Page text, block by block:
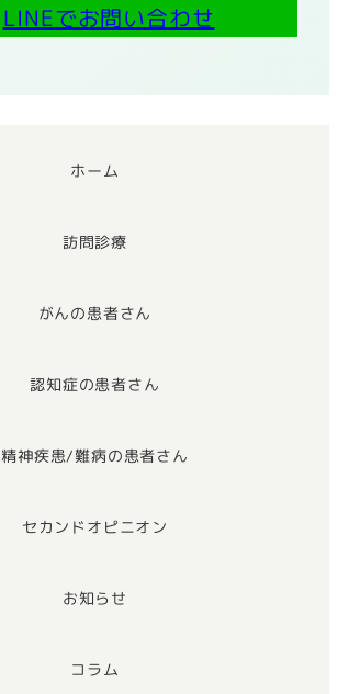
LINEでお問い合わせ
ホーム
訪問診療
がんの患者さん
認知症の患者さん
精神疾患/難病の患者さん
セカンドオピニオン
お知らせ
コラム